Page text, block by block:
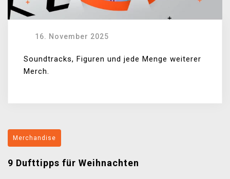
16. November 2025
Soundtracks, Figuren und jede Menge weiterer
Merch.
Merchandise
9 Dufttipps für Weihnachten